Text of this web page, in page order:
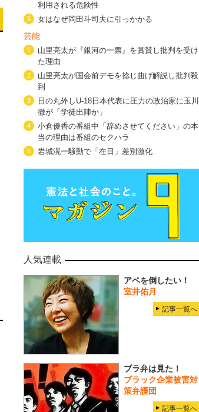
利用される危険性
5 女はなぜ岡田斗司夫に引っかかる
芸能
1
山里亮太が『銀河の一票』を賞賛し批判を受け
た理由
2
山里亮太が国会前デモを捻じ曲げ解説し批判殺
到
3
日の丸外しU-18日本代表に圧力の政治家に玉川
徹が「学徒出陣か」
4
小倉優香の番組中「辞めさせてください」の本
当の理由は番組のセクハラ
5 岩城滉一騒動で「在日」差別激化
人気連載
アベを倒したい！
室井佑月
記事一覧へ
ブラ弁は見た！
ブラック企業被害対
策弁護団
記事一覧へ